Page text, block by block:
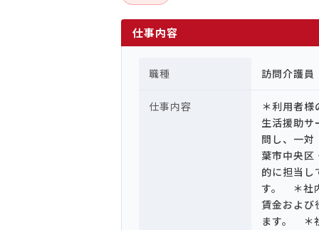
仕事内容
職種 訪問介護員
仕事内容
＊利用者
生活援助
問し、一
葉市中央
的に担当
す。 ＊社
賃金およ
ます。 ＊